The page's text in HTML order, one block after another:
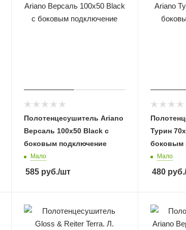
Полотенцесушитель Ariano
Версаль 100х50 Black с
боковым подключение
Мало
585 руб./шт
Турин
боковым
Мало
480руб.